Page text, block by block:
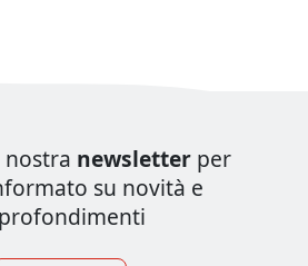
newsletter per
su novità e